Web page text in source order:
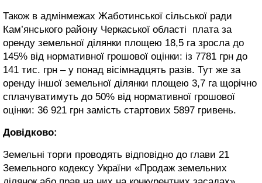
Також в адмінмежах Жаботинської сільської ради
Кам’янського району Черкаської області плата за
оренду земельної ділянки площею 18,5 га зросла до
145% від нормативної грошової оцінки: із 7781 грн до
141 тис. грн – у понад вісімнадцять разів. Тут же за
оренду іншої земельної ділянки площею 3,7 га щорічно
сплачуватимуть до 50% від нормативної грошової
оцінки: 36 921 грн замість стартових 5897 гривень.
Довідково:
Земельні торги проводять відповідно до глави 21
Земельного кодексу України «Продаж земельних